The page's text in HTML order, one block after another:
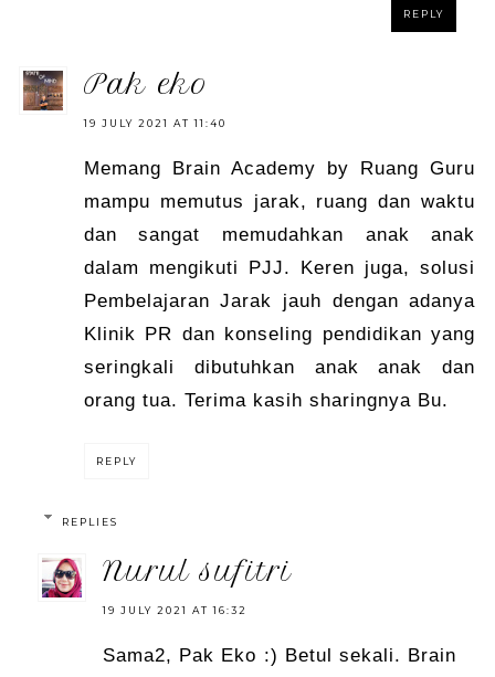
REPLY
pak eko
19 JULY 2021 AT 11:40
Memang Brain Academy by Ruang Guru
mampu memutus jarak, ruang dan waktu
dan sangat memudahkan anak anak
dalam mengikuti PJJ. Keren juga, solusi
Pembelajaran Jarak jauh dengan adanya
Klinik PR dan konseling pendidikan yang
seringkali dibutuhkan anak anak dan
orang tua. Terima kasih sharingnya Bu.
REPLY
REPLIES
nurul sufitri
19 JULY 2021 AT 16:32
Sama2, Pak Eko :) Betul sekali. Brain